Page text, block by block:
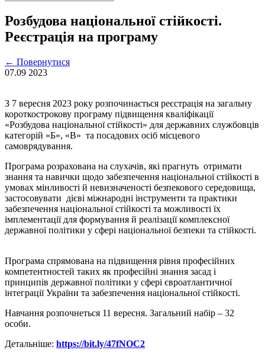
Розбудова національної стійкості.
Реєстрація на програму
← Повернутися
07.09 2023
З 7 вересня 2023 року розпочинається реєстрація на загальну
короткострокову програму підвищення кваліфікації
«Розбудова національної стійкості» для державних службовців
категорій «Б», «В» та посадових осіб місцевого
самоврядування.
Програма розрахована на слухачів, які прагнуть отримати
знання та навички щодо забезпечення національної стійкості в
умовах мінливості й невизначеності безпекового середовища,
застосовувати дієві міжнародні інструменти та практики
забезпечення національної стійкості та можливості їх
імплементації для формування й реалізації комплексної
державної політики у сфері національної безпеки та стійкості.
Програма спрямована на підвищення рівня професійних
компетентностей таких як професійні знання засад і
принципів державної політики у сфері євроатлантичної
інтеграції України та забезпечення національної стійкості.
Навчання розпочнеться 11 вересня. Загальний набір – 32
особи.
Детальніше: https://bit.ly/47fNOC2